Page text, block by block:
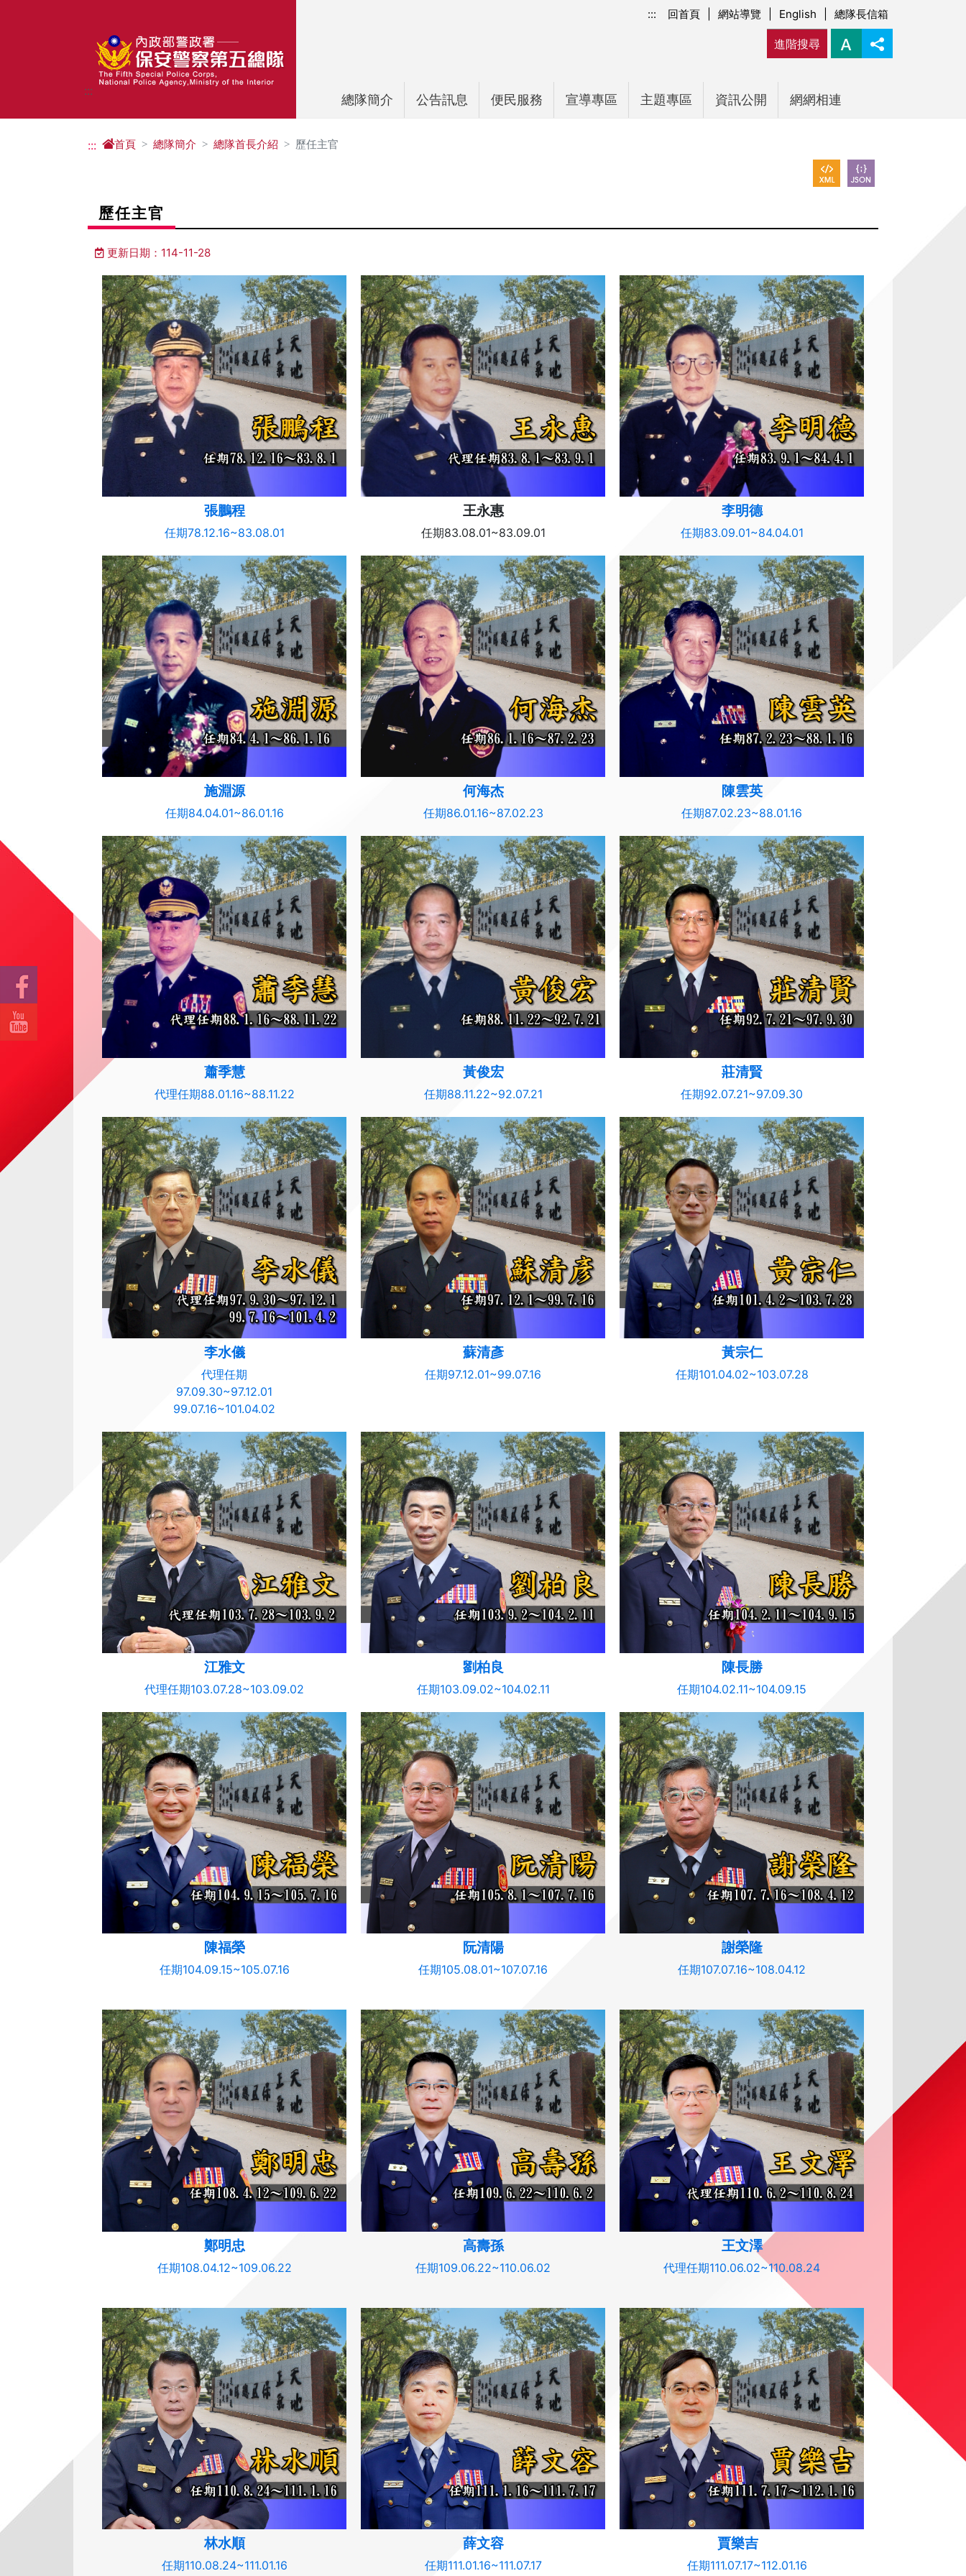
::: 回首頁 網站導覽 English 總隊長信箱
進階搜尋
:::
總隊簡介 公告訊息 便民服務 宣導專區 主題專區 資訊公開 網網相連
::: 首頁 總隊簡介 總隊首長介紹 歷任主官
歷任主官
更新日期：114-11-28
張鵬程
任期78.12.16~83.08.01
王永惠
任期83.08.01~83.09.01
李明德
任期83.09.01~84.04.01
施淵源
任期84.04.01~86.01.16
何海杰
任期86.01.16~87.02.23
陳雲英
任期87.02.23~88.01.16
蕭季慧
代理任期88.01.16~88.11.22
黃俊宏
任期88.11.22~92.07.21
莊清賢
任期92.07.21~97.09.30
李水儀
代理任期
97.09.30~97.12.01
99.07.16~101.04.02
蘇清彥
任期97.12.01~99.07.16
黃宗仁
任期101.04.02~103.07.28
江雅文
代理任期103.07.28~103.09.02
劉柏良
任期103.09.02~104.02.11
陳長勝
任期104.02.11~104.09.15
陳福榮
任期104.09.15~105.07.16
阮清陽
任期105.08.01~107.07.16
謝榮隆
任期107.07.16~108.04.12
鄭明忠
任期108.04.12~109.06.22
高壽孫
任期109.06.22~110.06.02
王文澤
代理任期110.06.02~110.08.24
林水順
任期110.08.24~111.01.16
薛文容
任期111.01.16~111.07.17
賈樂吉
任期111.07.17~112.01.16